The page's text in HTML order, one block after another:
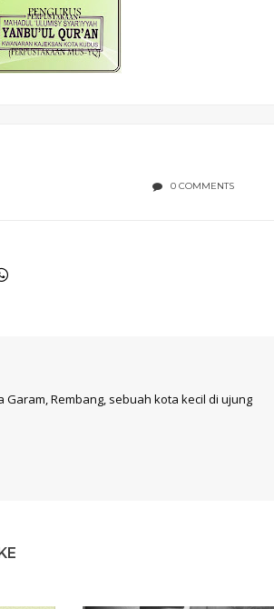
0 COMMENTS
Rembang, sebuah kota kecil di ujung